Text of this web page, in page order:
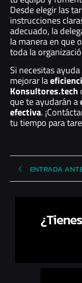
Desde elegir las
instrucciones
adecuado, la
la manera en que
toda la
Si necesitas
mejorar la
Konsultores.tech
que te ayudarán a
efectiva.
tu tiempo para
ENTRADA